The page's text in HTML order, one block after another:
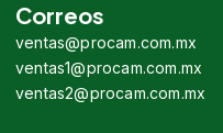
Correos
ventas@procam.com.mx
ventas1@procam.com.mx
ventas2@procam.com.mx